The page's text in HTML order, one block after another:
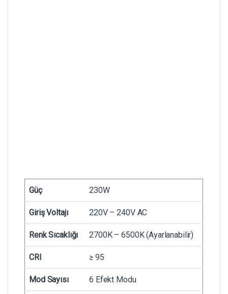
Güç 230W
Giriş Voltajı 220V – 240V AC
Renk Sıcaklığı 2700K – 6500K (Ayarlanabilir)
CRI ≥ 95
Mod Sayısı 6 Efekt Modu